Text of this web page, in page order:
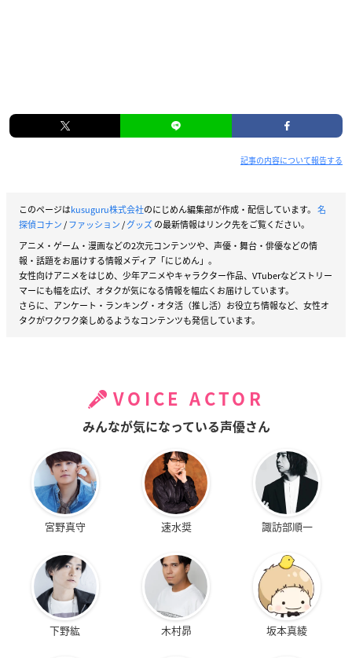
記事の内容について報告する
このページはkusuguru株式会社のにじめん編集部が作成・配信しています。 名
探偵コナン/ファッション/グッズの最新情報はリンク先をご覧ください。
アニメ・ゲーム・漫画などの2次元コンテンツや、声優・舞台・俳優などの情
報・話題をお届けする情報メディア「にじめん」。
女性向けアニメをはじめ、少年アニメやキャラクター作品、VTuberなどストリー
マーにも幅を広げ、オタクが気になる情報を幅広くお届けしています。
さらに、アンケート・ランキング・オタ活（推し活）お役立ち情報など、女性オ
タクがワクワク楽しめるようなコンテンツも発信しています。
VOICE ACTOR
みんなが気になっている声優さん
宮野真守 速水奨 諏訪部順一
下野紘 木村昴 坂本真綾